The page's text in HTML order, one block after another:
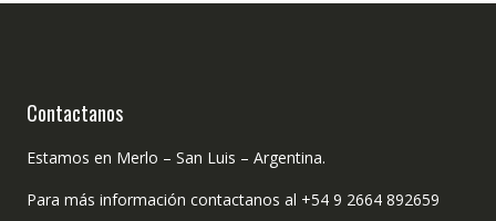
Contactanos
Estamos en Merlo – San Luis – Argentina.
Para más información contactanos al +54 9 2664 892659